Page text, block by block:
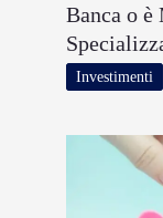
Banca o
Investimenti